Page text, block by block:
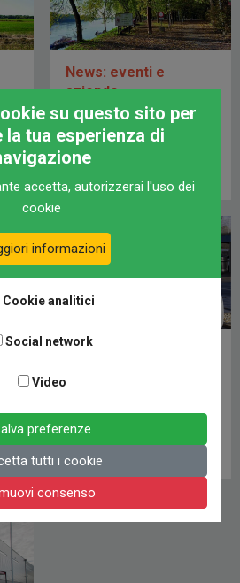
News: eventi e
aziende
CAMPERLIFE
23 DICEMBRE 2021
News dal mondo
Nord
15 NOVEMBRE 2019
su questo sito per
la tua esperienza di
accetta, autorizzerai l'uso dei
cookie
informazioni
Cookie analitici
Social network
Video
preferenze
tutti i cookie
consenso